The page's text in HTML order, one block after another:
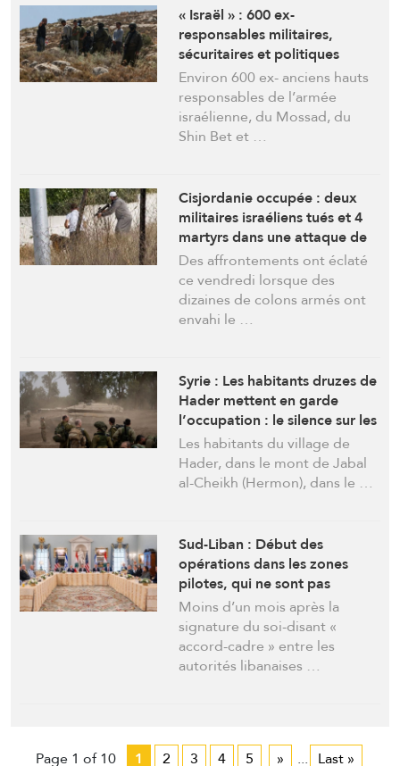
« Israël » : 600 ex-
responsables militaires,
sécuritaires et politiques
lancent un appel à Trump
contre le terrorisme des
colons en Cisjordanie
Environ 600 ex- anciens hauts
responsables de l’armée
israélienne, du Mossad, du
Shin Bet et …
Cisjordanie occupée : deux
militaires israéliens tués et 4
martyrs dans une attaque de
colons à Tell
Des affrontements ont éclaté
ce vendredi lorsque des
dizaines de colons armés ont
envahi le …
Syrie : Les habitants druzes de
Hader mettent en garde
l’occupation : le silence sur les
violations « ne durera pas ».
Les habitants du village de
Hader, dans le mont de Jabal
al-Cheikh (Hermon), dans le …
Sud-Liban : Début des
opérations dans les zones
pilotes, qui ne sont pas
occupées. « On se moque des
Libanais »
Moins d’un mois après la
signature du soi-disant «
accord-cadre » entre les
autorités libanaises …
Page 1 of 10 1 2 3 4 5 » ... Last »